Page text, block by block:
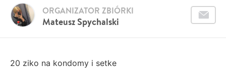
Mateusz Spychalski
ORGANIZATOR ZBIÓRKI
20 ziko na kondomy i setke